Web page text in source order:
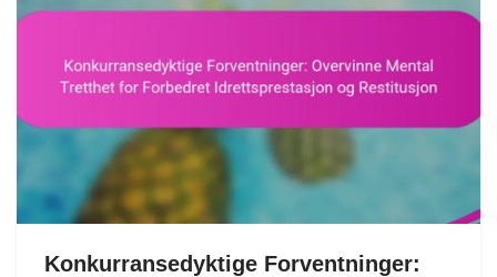
Konkurransedyktige Forventninger: